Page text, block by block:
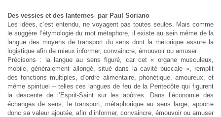
Des vessies et des lanternes par Paul Soriano
Les idées, c’est entendu, ne voyagent pas toutes seules. Mais comme
le suggère l’étymologie du mot métaphore, il existe au sein même de la
langue des moyens de transport du sens dont la rhétorique assure la
logistique afin de mieux informer, convaincre, émouvoir ou amuser.
Précisons : la langue au sens figuré, car cet « organe musculeux,
mobile, généralement allongé, situé dans la cavité buccale », remplit
des fonctions multiples, d’ordre alimentaire, phonétique, amoureux, et
même spirituel – telles ces langues de feu de la Pentecôte qui figurent
la descente de l’Esprit-Saint sur les apôtres. Dans l’économie des
échanges de sens, le transport, métaphorique au sens large, apporte
donc sa valeur ajoutée, afin d’informer, convaincre, émouvoir ou amuser